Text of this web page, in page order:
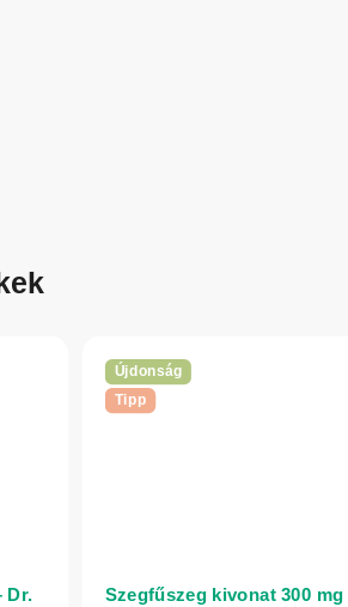
Dr.
Újdonság
Tipp
Szegfűszeg kivonat 300 mg